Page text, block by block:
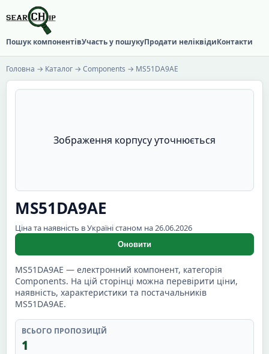
Пошук компонентівУчасть у пошукуПродати неліквідиКонтакти
Головна → Каталог → Components → MS51DA9AE
Зображення корпусу уточнюється
MS51DA9AE
Ціна та наявність в Україні станом на 26.06.2026
Оновити
MS51DA9AE — електронний компонент, категорія
Components. На цій сторінці можна перевірити ціни,
наявність, характеристики та постачальників
MS51DA9AE.
ВСЬОГО ПРОПОЗИЦІЙ
1